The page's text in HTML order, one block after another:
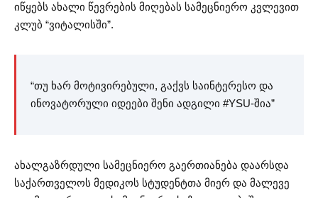
იწყებს ახალი წევრების მიღებას სამეცნიერო კვლევით
კლუბ “ვიტალისში”.
“თუ ხარ მოტივირებული, გაქვს საინტერესო და
ინოვატორული იდეები შენი ადგილი #YSU-შია”
ახალგაზრდული სამეცნიერო გაერთიანება დაარსდა
საქართველოს მედიკოს სტუდენტთა მიერ და მალევე